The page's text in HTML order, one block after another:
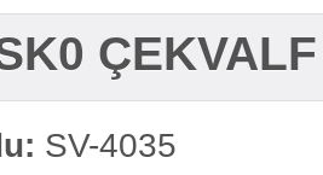
SV-4035